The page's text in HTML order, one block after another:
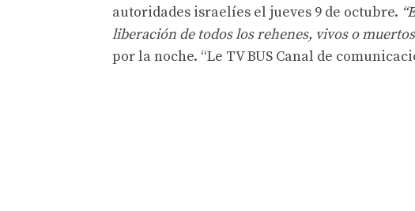
autoridades israelíes el jueves 9 de octubre.
liberación de todos los rehenes, vivos o
por la noche. “Le TV BUS Canal de